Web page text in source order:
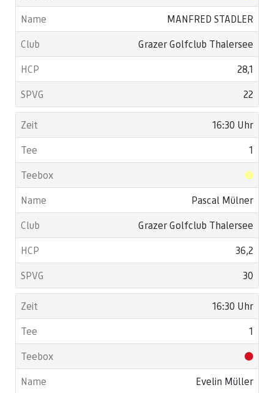
MANFRED STADLER
Grazer Golfclub Thalersee
28,1
22
16:30 Uhr
1
Pascal Mülner
Grazer Golfclub Thalersee
36,2
30
16:30 Uhr
1
Evelin Müller